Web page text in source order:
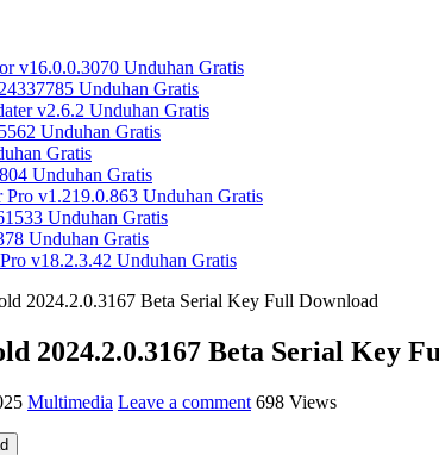
v16.0.0.3070 Unduhan Gratis
Unduhan Gratis
v2.6.2 Unduhan Gratis
Unduhan Gratis
Gratis
Unduhan Gratis
v1.219.0.863 Unduhan Gratis
Unduhan Gratis
Unduhan Gratis
v18.2.3.42 Unduhan Gratis
2024.2.0.3167 Beta Serial Key Full Download
2024.2.0.3167 Beta Serial Key
Multimedia Leave a comment 698 Views